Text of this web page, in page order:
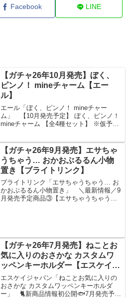
Facebook LINE
【ガチャ26年10月発売】ぼく、
ピンノ！ mineチャーム【エー
ル】
エール「ぼく、ピンノ！ mineチャー
ム」 【10月発売予定】 ぼく、ピンノ！
mineチャーム 【全4種セット】 ※仮予約
ます。 一緒にお出かけできる！ 商品
名...
【ガチャ26年9月発売】エサちゃ
うちゃう… おかおぶるるん小物
置き【ブライトリンク】
ブライトリンク「エサちゃうちゃう… お
かおぶるるん小物置き」 ＼最新情報／9
月発売予定商品③【エサちゃうちゃう…
【ガチャ26年7月発売】ねことお
気に入りのおさかな カスタムワ
ッペンキーホルダー【エスケイジ
ャパン】
エスケイジャパン「ねことお気に入りの
おさかな カスタムワッペンキーホルダ
ー」 🐈新商品情報初公開🐟7月発売予定